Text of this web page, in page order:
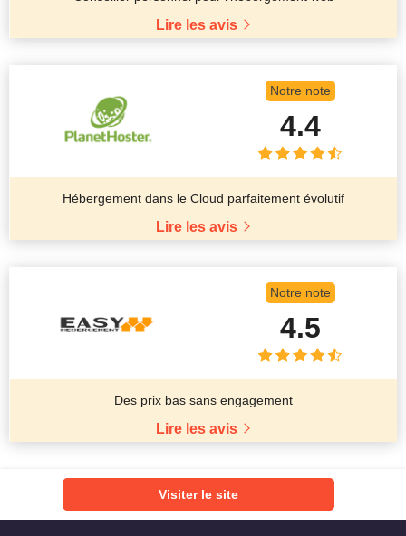
Lire les avis
Notre note
4.4
Hébergement dans le Cloud parfaitement évolutif
Lire les avis
Notre note
4.5
Des prix bas sans engagement
Lire les avis
Visiter le site